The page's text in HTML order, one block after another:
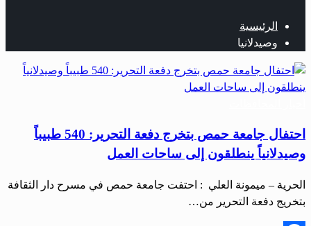
الرئيسية
وصيدلانيا
احتفال جامعة حمص بتخرج دفعة التحرير: 540 طبيباً
وصيدلانياً ينطلقون إلى ساحات العمل
الحرية – ميمونة العلي : احتفت جامعة حمص في مسرح دار الثقافة
بتخريج دفعة التحرير من…